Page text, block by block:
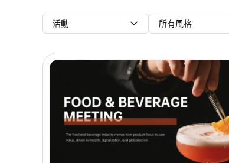
活動 所有風格